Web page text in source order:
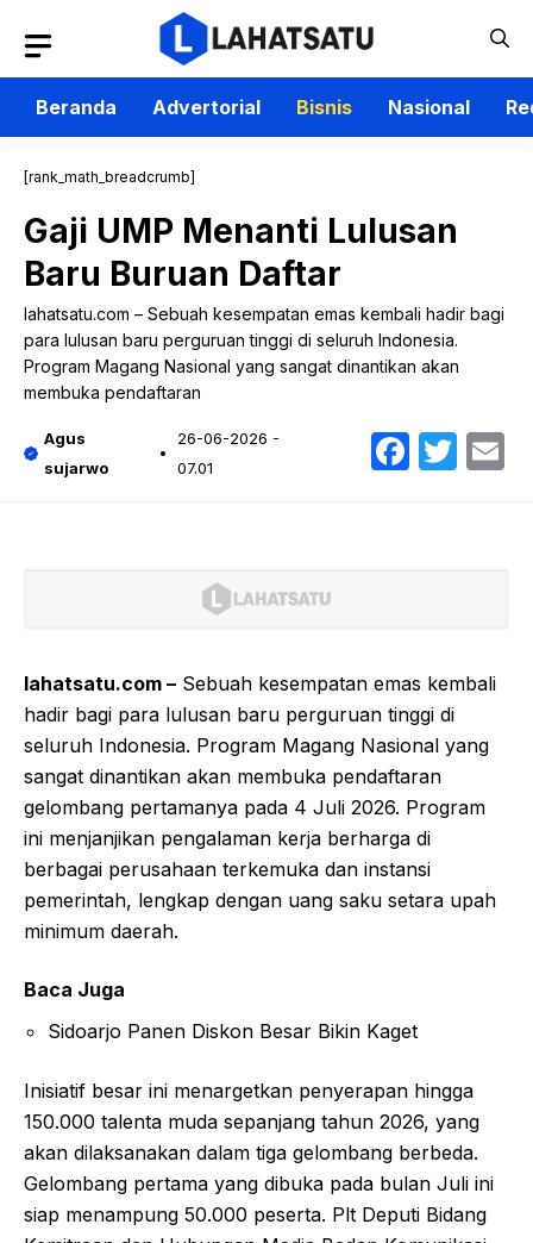
isi
Beranda
Advertorial Bisnis Nasional
[rank_math_breadcrumb]
Gaji UMP Menanti Lulusan
Baru Buruan Daftar
lahatsatu.com – Sebuah kesempatan emas kembali hadir bagi
para lulusan baru perguruan tinggi di seluruh Indonesia.
Program Magang Nasional yang sangat dinantikan akan
membuka pendaftaran
Agus
sujarwo
26-06-2026 -
07.01
lahatsatu.com – Sebuah kesempatan emas kembali
hadir bagi para lulusan baru perguruan tinggi di
seluruh Indonesia. Program Magang Nasional yang
sangat dinantikan akan membuka pendaftaran
gelombang pertamanya pada 4 Juli 2026. Program
ini menjanjikan pengalaman kerja berharga di
berbagai perusahaan terkemuka dan instansi
pemerintah, lengkap dengan uang saku setara upah
minimum daerah.
Baca Juga
Sidoarjo Panen Diskon Besar Bikin Kaget
Inisiatif besar ini menargetkan penyerapan hingga
150.000 talenta muda sepanjang tahun 2026, yang
akan dilaksanakan dalam tiga gelombang berbeda.
Gelombang pertama yang dibuka pada bulan Juli ini
siap menampung 50.000 peserta. Plt Deputi Bidang